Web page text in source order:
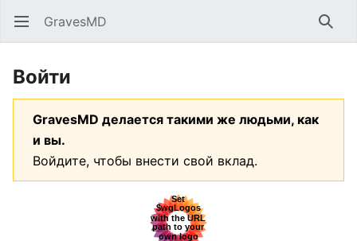
Открыть главное меню GravesMD Найти
Войти
GravesMD делается такими же людьми, как
и вы.
Войдите, чтобы внести свой вклад.